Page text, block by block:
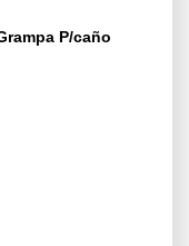
P/caño